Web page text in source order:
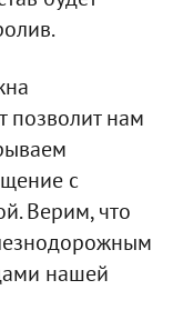
позволит нам
с
Верим, что
нашей